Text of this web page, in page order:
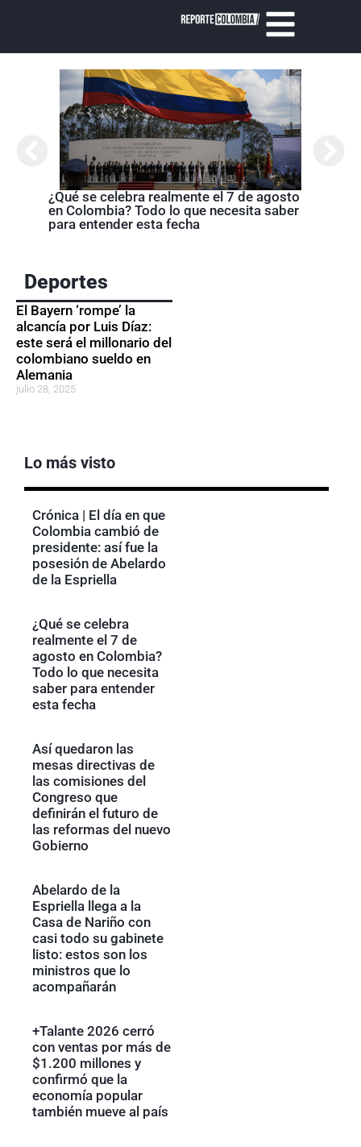
¿Qué se celebra realmente el 7 de agosto
en Colombia? Todo lo que necesita saber
para entender esta fecha
Deportes
El Bayern ‘rompe’ la
alcancía por Luis Díaz:
este será el millonario del
colombiano sueldo en
Alemania
julio 28, 2025
Lo más visto
Crónica | El día en que
Colombia cambió de
presidente: así fue la
posesión de Abelardo
de la Espriella
¿Qué se celebra
realmente el 7 de
agosto en Colombia?
Todo lo que necesita
saber para entender
esta fecha
Así quedaron las
mesas directivas de
las comisiones del
Congreso que
definirán el futuro de
las reformas del nuevo
Gobierno
Abelardo de la
Espriella llega a la
Casa de Nariño con
casi todo su gabinete
listo: estos son los
ministros que lo
acompañarán
+Talante 2026 cerró
con ventas por más de
$1.200 millones y
confirmó que la
economía popular
también mueve al país